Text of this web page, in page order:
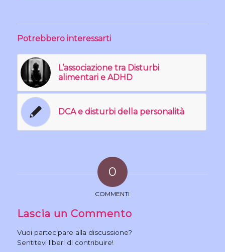
Potrebbero interessarti
L’associazione tra Disturbi
alimentari e ADHD
DCA e disturbi della personalità
0
COMMENTI
Lascia un Commento
Vuoi partecipare alla discussione?
Sentitevi liberi di contribuire!